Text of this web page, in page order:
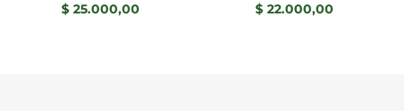
$25.000,00 $ 22.000,00